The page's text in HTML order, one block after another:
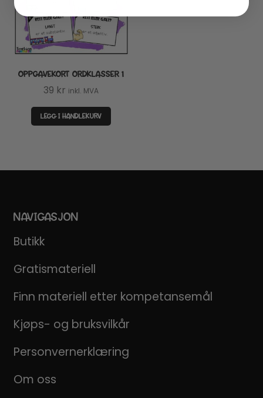
OPPGAVEKORT ORDKLASSER 1
39 kr inkl. MVA
LEGG I HANDLEKURV
NAVIGASJON
Butikk
Gratismateriell
Finn materiell etter kompetansemål
Kjøps- og bruksvilkår
Personvernerklæring
Om oss